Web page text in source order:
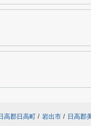
高郡日高町 / 岩出市 / 日高郡